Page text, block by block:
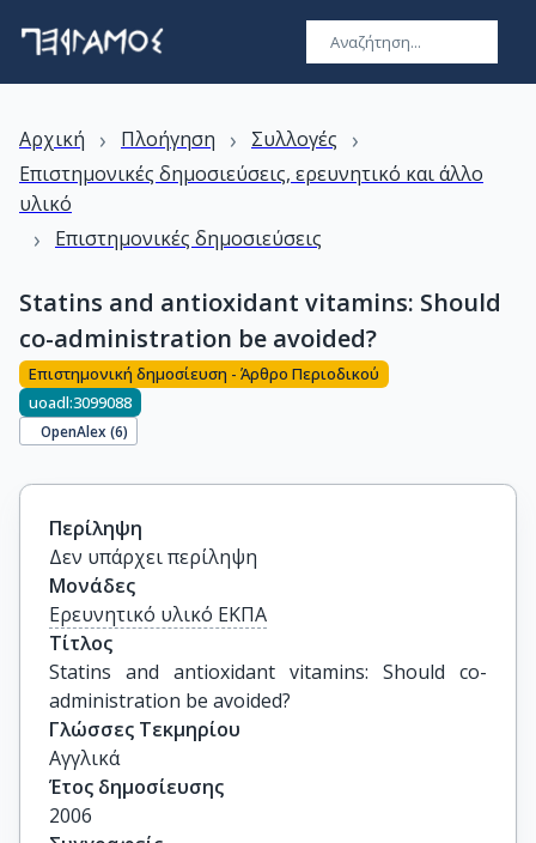
Αρχική › Πλοήγηση › Συλλογές ›
Επιστημονικές δημοσιεύσεις, ερευνητικό και άλλο
υλικό
› Επιστημονικές δημοσιεύσεις
Statins and antioxidant vitamins: Should
co-administration be avoided?
Επιστημονική δημοσίευση - Άρθρο Περιοδικού
uoadl:3099088
OpenAlex (6)
Περίληψη
Δεν υπάρχει περίληψη
Μονάδες
Ερευνητικό υλικό ΕΚΠΑ
Τίτλος
Statins and antioxidant vitamins: Should co-
administration be avoided?
Γλώσσες Τεκμηρίου
Αγγλικά
Έτος δημοσίευσης
2006